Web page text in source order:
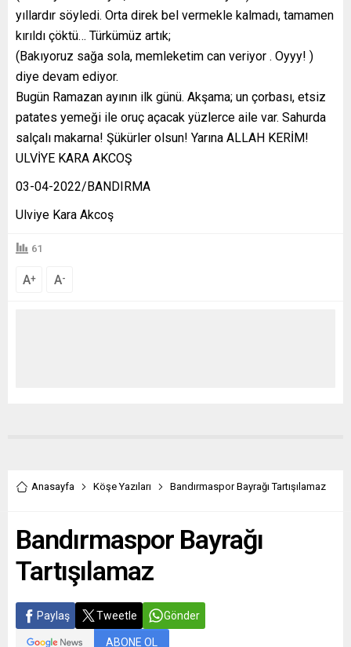
yıllardır söyledi. Orta direk bel vermekle kalmadı, tamamen
kırıldı çöktü… Türkümüz artık;
(Bakıyoruz sağa sola, memleketim can veriyor . Oyyy! )
diye devam ediyor.
Bugün Ramazan ayının ilk günü. Akşama; un çorbası, etsiz
patates yemeği ile oruç açacak yüzlerce aile var. Sahurda
salçalı makarna! Şükürler olsun! Yarına ALLAH KERİM!
ULVİYE KARA AKCOŞ
03-04-2022/BANDIRMA
Ulviye Kara Akcoş
61
A+ A-
Anasayfa Köşe Yazıları Bandırmaspor Bayrağı Tartışılamaz
Bandırmaspor Bayrağı
Tartışılamaz
Paylaş Tweetle Gönder
ABONE OL